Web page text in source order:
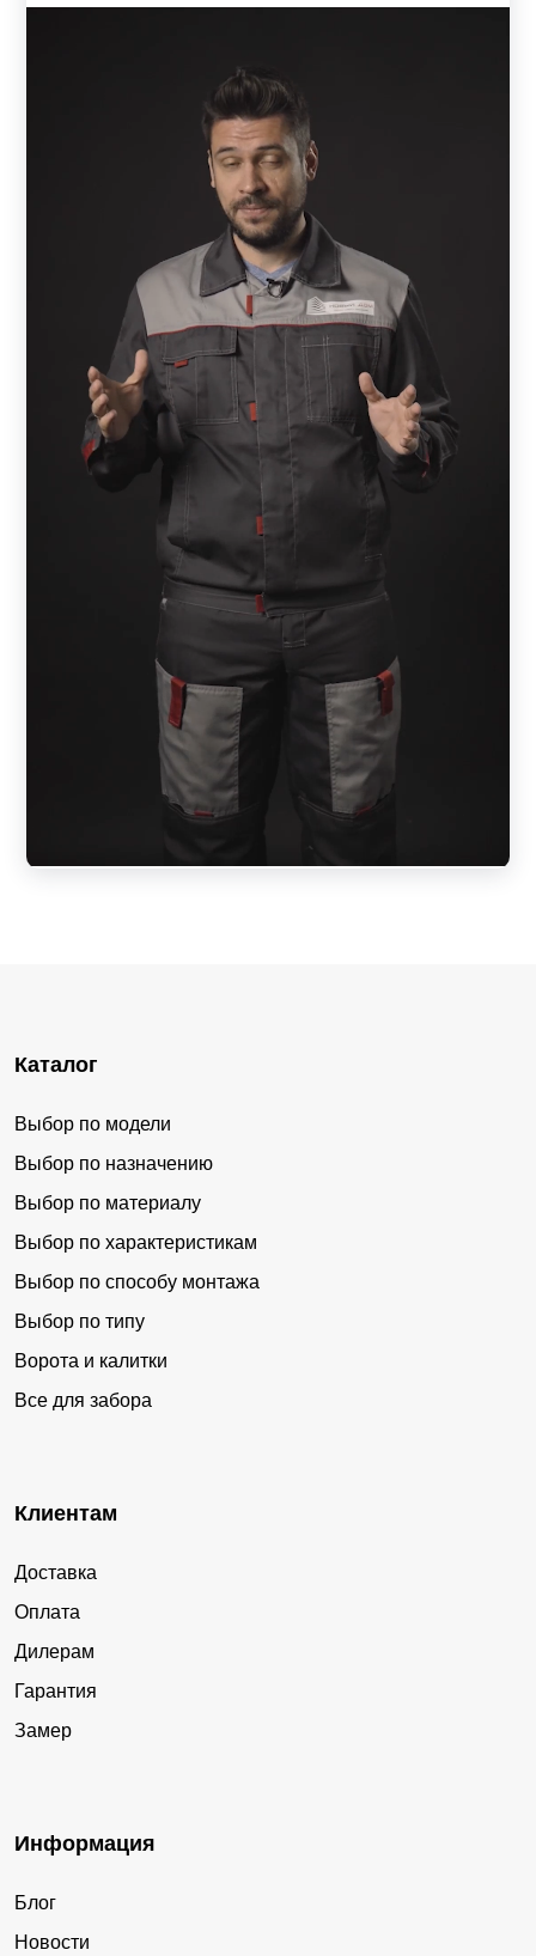
Каталог
Выбор по модели
Выбор по назначению
Выбор по материалу
Выбор по характеристикам
Выбор по способу монтажа
Выбор по типу
Ворота и калитки
Все для забора
Клиентам
Доставка
Оплата
Дилерам
Гарантия
Замер
Информация
Блог
Новости